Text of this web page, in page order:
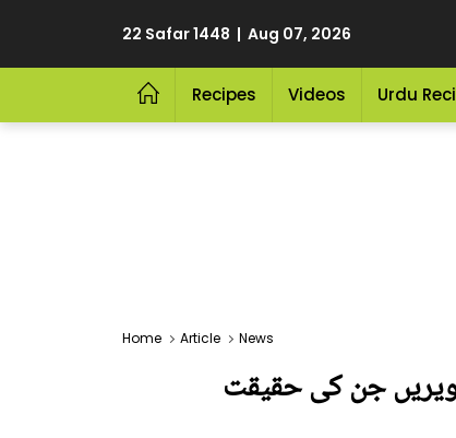
22 Safar 1448 | Aug 07, 2026
Recipes Videos Urdu
Home Article News
جن کی حقیقت